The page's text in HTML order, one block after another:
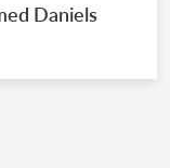
Daniels